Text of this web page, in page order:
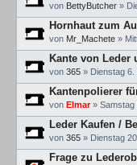
von BettyButcher »
Hornhaut zum
von Mr_Machete »
Kante von Leder
von 365 » Dienstag
Kantenpolierer
von Elmar» Samstag
Leder Kaufen /
von 365 » Dienstag
Frage zu